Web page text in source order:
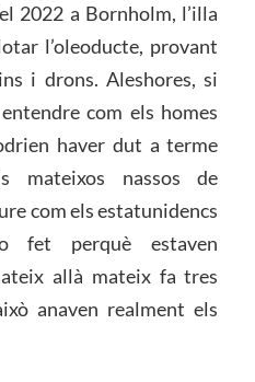
2022 a Bornholm, l’illa
l’oleoducte, provant
i drons. Aleshores, si
com els homes
haver dut a terme
mateixos nassos de
com els estatunidencs
fet perquè estaven
allà mateix fa tres
anaven realment els